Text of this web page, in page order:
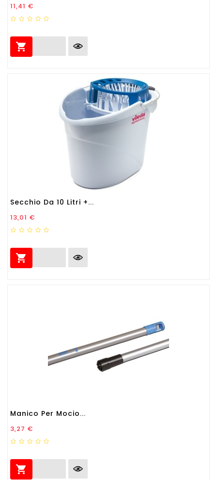
Prezzo
11,41 €

Secchio Da 10 Litri +...
Prezzo
13,01 €

Manico Per Mocio...
Prezzo
3,27 €
